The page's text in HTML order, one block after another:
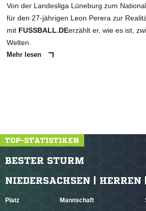
Von der Landesliga Lüneburg zum
für den 27-jährigen Leon Perera zur
mit FUSSBALL.DEerzählt er, wie es ist,
Welten.
Mehr lesen
TOP-STATISTIKEN
BESTER STURM
NIEDERSACHSEN |
Platz Mannschaft